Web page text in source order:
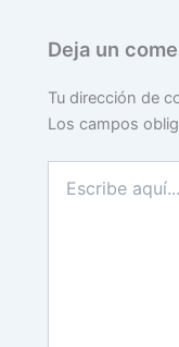
Deja un
Tu dirección de
Los campos
aquí...